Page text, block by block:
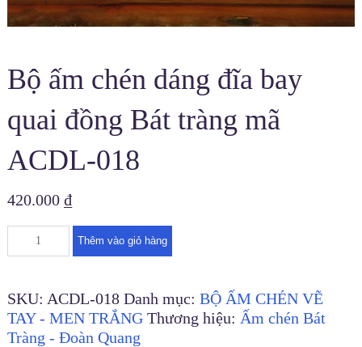
Bộ ấm chén dáng đĩa bay
quai đồng Bát tràng mã
ACDL-018
420.000 ₫
Thêm vào giỏ hàng
SKU: ACDL-018 Danh mục: BỘ ẤM CHÉN VẼ
TAY - MEN TRẮNG Thương hiệu: Ấm chén Bát
Tràng - Đoàn Quang